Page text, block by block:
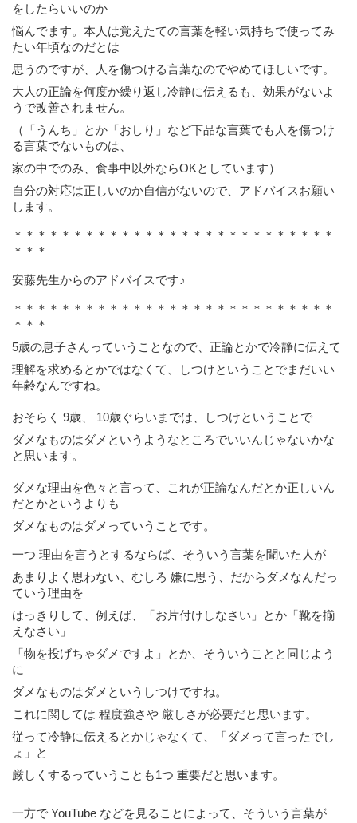
をしたらいいのか
悩んでます。本人は覚えたての言葉を軽い気持ちで使ってみ
たい年頃なのだとは
思うのですが、人を傷つける言葉なのでやめてほしいです。
大人の正論を何度か繰り返し冷静に伝えるも、効果がないよ
うで改善されません。
（「うんち」とか「おしり」など下品な言葉でも人を傷つけ
る言葉でないものは、
家の中でのみ、食事中以外ならOKとしています）
自分の対応は正しいのか自信がないので、アドバイスお願い
します。
＊＊＊＊＊＊＊＊＊＊＊＊＊＊＊＊＊＊＊＊＊＊＊＊＊＊＊
＊＊＊
安藤先生からのアドバイスです♪
＊＊＊＊＊＊＊＊＊＊＊＊＊＊＊＊＊＊＊＊＊＊＊＊＊＊＊
＊＊＊
5歳の息子さんっていうことなので、正論とかで冷静に伝えて
理解を求めるとかではなくて、しつけということでまだいい
年齢なんですね。
おそらく 9歳、 10歳ぐらいまでは、
しつけということで
ダメなものはダメというようなところでいいんじゃないかな
と思います。
ダメな理由を色々と言って、これが正論なんだとか正しいん
だとかというよりも
ダメなものはダメっていうことです。
一つ 理由を言うとするならば、そういう言葉を聞いた人が
あまりよく思わない、むしろ 嫌に思う、だからダメなんだっ
ていう理由を
はっきりして、例えば、「お片付けしなさい」とか「靴を揃
えなさい」
「物を投げちゃダメですよ」とか、そういうことと同じよう
に
ダメなものはダメというしつけですね。
これに関しては 程度強さや 厳しさが必要だと思います。
従って冷静に伝えるとかじゃなくて、「ダメって言ったでし
ょ」と
厳しくするっていうことも1つ 重要だと思います。
一方で YouTube などを見ることによって、そういう言葉が